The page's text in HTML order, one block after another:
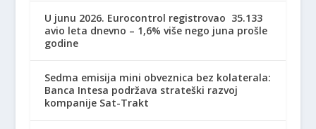
U junu 2026. Eurocontrol registrovao 35.133
avio leta dnevno – 1,6% više nego juna prošle
godine
Sedma emisija mini obveznica bez kolaterala:
Banca Intesa podržava strateški razvoj
kompanije Sat-Trakt